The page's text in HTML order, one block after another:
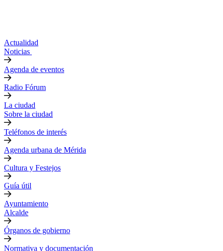
Actualidad
Noticias
Agenda de eventos
Radio Fórum
La ciudad
Sobre la ciudad
Teléfonos de interés
Agenda urbana de Mérida
Cultura y Festejos
Guía útil
Ayuntamiento
Alcalde
Órganos de gobierno
Normativa y documentación